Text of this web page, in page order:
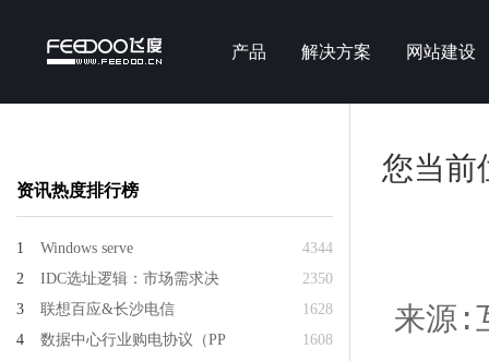
产品 解决方案 网站建设
资讯热度排行榜
4344
1
Windows serve
2350
2
IDC选址逻辑：市场需求决
1628
3
联想百应&长沙电信
1608
4
数据中心行业购电协议（PP
您当前
来源